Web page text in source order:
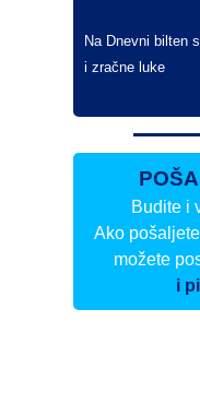
Na Dnevni bilten
i zračne luke
Budite i
Ako
možete
i